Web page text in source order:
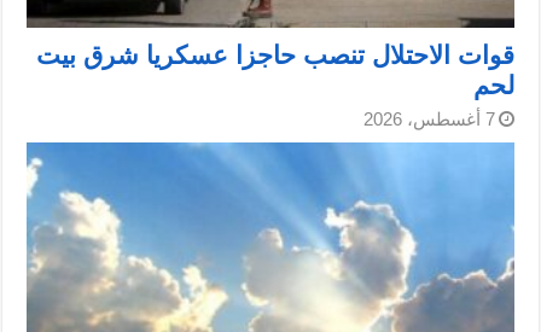
قوات الاحتلال تنصب حاجزا عسكريا شرق بيت
لحم
7 أغسطس، 2026